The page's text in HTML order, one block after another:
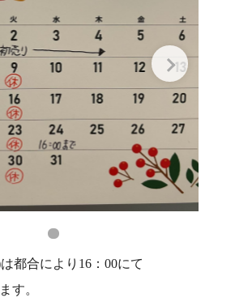
都合により16：00にて
す。